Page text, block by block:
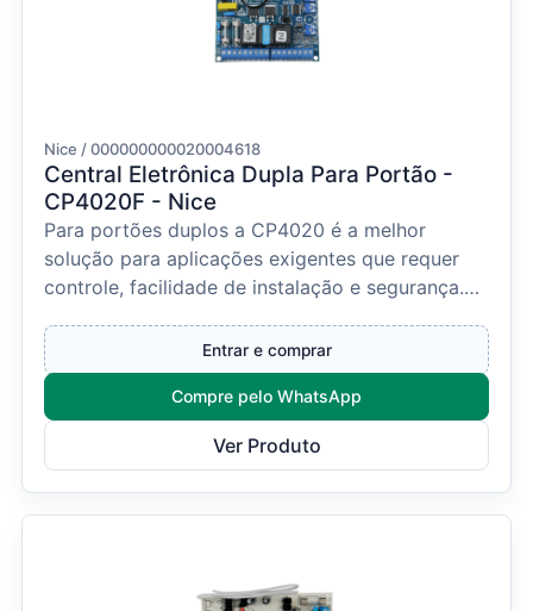
Nice / 000000000020004618
Central Eletrônica Dupla Para Portão -
CP4020F - Nice
Para portões duplos a CP4020 é a melhor
solução para aplicações exigentes que requer
controle, facilidade de instalação e segurança.A
Entrar e comprar
Compre pelo WhatsApp
Ver Produto